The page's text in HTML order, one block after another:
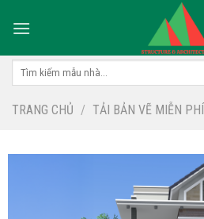
Tìm
TRANG CHỦ / TẢI BẢN VẼ MIỄN PHÍ